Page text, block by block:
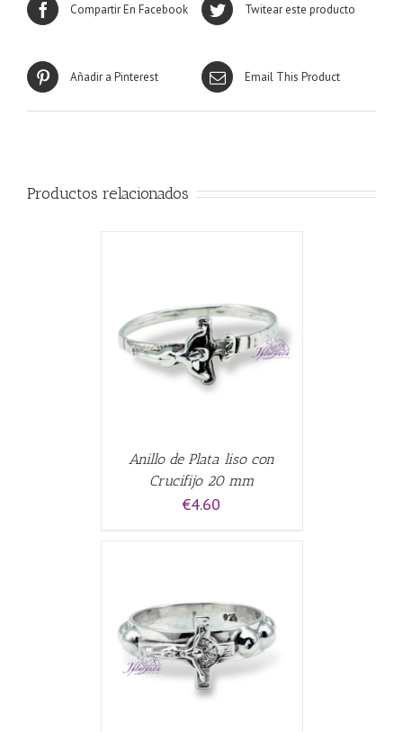
Compartir En Facebook Twitear este producto
Añadir a Pinterest Email This Product
Productos relacionados
Anillo de Plata liso con
Crucifijo 20 mm
€4.60